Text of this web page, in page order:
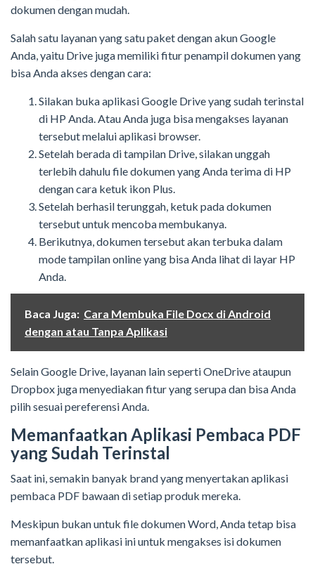
dokumen dengan mudah.
Salah satu layanan yang satu paket dengan akun Google
Anda, yaitu Drive juga memiliki fitur penampil dokumen yang
bisa Anda akses dengan cara:
Silakan buka aplikasi Google Drive yang sudah terinstal
di HP Anda. Atau Anda juga bisa mengakses layanan
tersebut melalui aplikasi browser.
Setelah berada di tampilan Drive, silakan unggah
terlebih dahulu file dokumen yang Anda terima di HP
dengan cara ketuk ikon Plus.
Setelah berhasil terunggah, ketuk pada dokumen
tersebut untuk mencoba membukanya.
Berikutnya, dokumen tersebut akan terbuka dalam
mode tampilan online yang bisa Anda lihat di layar HP
Anda.
Baca Juga: Cara Membuka File Docx di Android
dengan atau Tanpa Aplikasi
Selain Google Drive, layanan lain seperti OneDrive ataupun
Dropbox juga menyediakan fitur yang serupa dan bisa Anda
pilih sesuai pereferensi Anda.
Memanfaatkan Aplikasi Pembaca PDF
yang Sudah Terinstal
Saat ini, semakin banyak brand yang menyertakan aplikasi
pembaca PDF bawaan di setiap produk mereka.
Meskipun bukan untuk file dokumen Word, Anda tetap bisa
memanfaatkan aplikasi ini untuk mengakses isi dokumen
tersebut.